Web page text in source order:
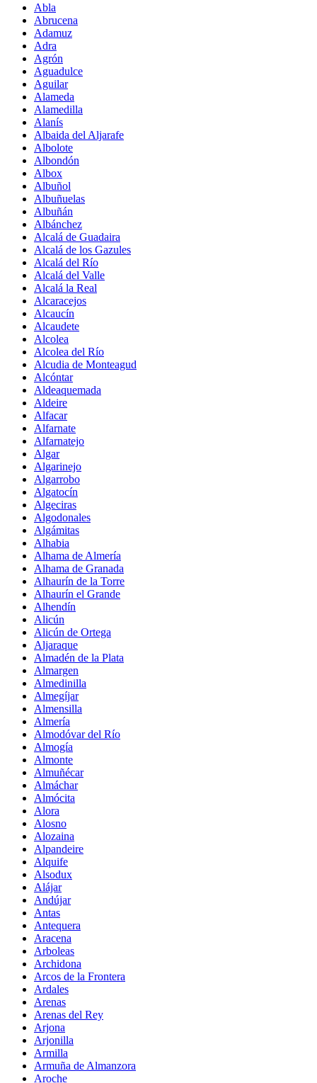
Abla
Abrucena
Adamuz
Adra
Agrón
Aguadulce
Aguilar
Alameda
Alamedilla
Alanís
Albaida del Aljarafe
Albolote
Albondón
Albox
Albuñol
Albuñuelas
Albuñán
Albánchez
Alcalá de Guadaira
Alcalá de los Gazules
Alcalá del Río
Alcalá del Valle
Alcalá la Real
Alcaracejos
Alcaucín
Alcaudete
Alcolea
Alcolea del Río
Alcudia de Monteagud
Alcóntar
Aldeaquemada
Aldeire
Alfacar
Alfarnate
Alfarnatejo
Algar
Algarinejo
Algarrobo
Algatocín
Algeciras
Algodonales
Algámitas
Alhabia
Alhama de Almería
Alhama de Granada
Alhaurín de la Torre
Alhaurín el Grande
Alhendín
Alicún
Alicún de Ortega
Aljaraque
Almadén de la Plata
Almargen
Almedinilla
Almegíjar
Almensilla
Almería
Almodóvar del Río
Almogía
Almonte
Almuñécar
Almáchar
Almócita
Alora
Alosno
Alozaina
Alpandeire
Alquife
Alsodux
Alájar
Andújar
Antas
Antequera
Aracena
Arboleas
Archidona
Arcos de la Frontera
Ardales
Arenas
Arenas del Rey
Arjona
Arjonilla
Armilla
Armuña de Almanzora
Aroche